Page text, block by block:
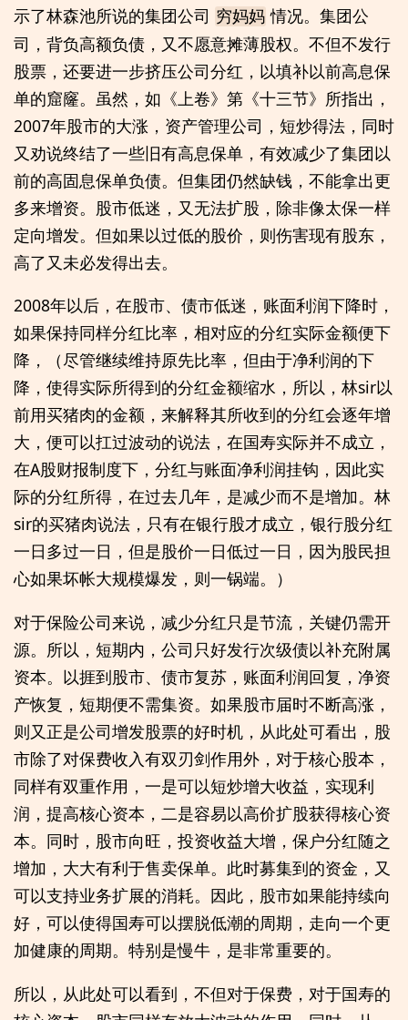
示了林森池所说的集团公司 穷妈妈 情况。集团公
司，背负高额负债，又不愿意摊薄股权。不但不发行
股票，还要进一步挤压公司分红，以填补以前高息保
单的窟窿。虽然，如《上卷》第《十三节》所指出，
2007年股市的大涨，资产管理公司，短炒得法，同时
又劝说终结了一些旧有高息保单，有效减少了集团以
前的高固息保单负债。但集团仍然缺钱，不能拿出更
多来增资。股市低迷，又无法扩股，除非像太保一样
定向增发。但如果以过低的股价，则伤害现有股东，
高了又未必发得出去。
2008年以后，在股市、债市低迷，账面利润下降时，
如果保持同样分红比率，相对应的分红实际金额便下
降，（尽管继续维持原先比率，但由于净利润的下
降，使得实际所得到的分红金额缩水，所以，林sir以
前用买猪肉的金额，来解释其所收到的分红会逐年增
大，便可以扛过波动的说法，在国寿实际并不成立，
在A股财报制度下，分红与账面净利润挂钩，因此实
际的分红所得，在过去几年，是减少而不是增加。林
sir的买猪肉说法，只有在银行股才成立，银行股分红
一日多过一日，但是股价一日低过一日，因为股民担
心如果坏帐大规模爆发，则一锅端。）
对于保险公司来说，减少分红只是节流，关键仍需开
源。所以，短期内，公司只好发行次级债以补充附属
资本。以捱到股市、债市复苏，账面利润回复，净资
产恢复，短期便不需集资。如果股市届时不断高涨，
则又正是公司增发股票的好时机，从此处可看出，股
市除了对保费收入有双刃剑作用外，对于核心股本，
同样有双重作用，一是可以短炒增大收益，实现利
润，提高核心资本，二是容易以高价扩股获得核心资
本。同时，股市向旺，投资收益大增，保户分红随之
增加，大大有利于售卖保单。此时募集到的资金，又
可以支持业务扩展的消耗。因此，股市如果能持续向
好，可以使得国寿可以摆脱低潮的周期，走向一个更
加健康的周期。特别是慢牛，是非常重要的。
所以，从此处可以看到，不但对于保费，对于国寿的